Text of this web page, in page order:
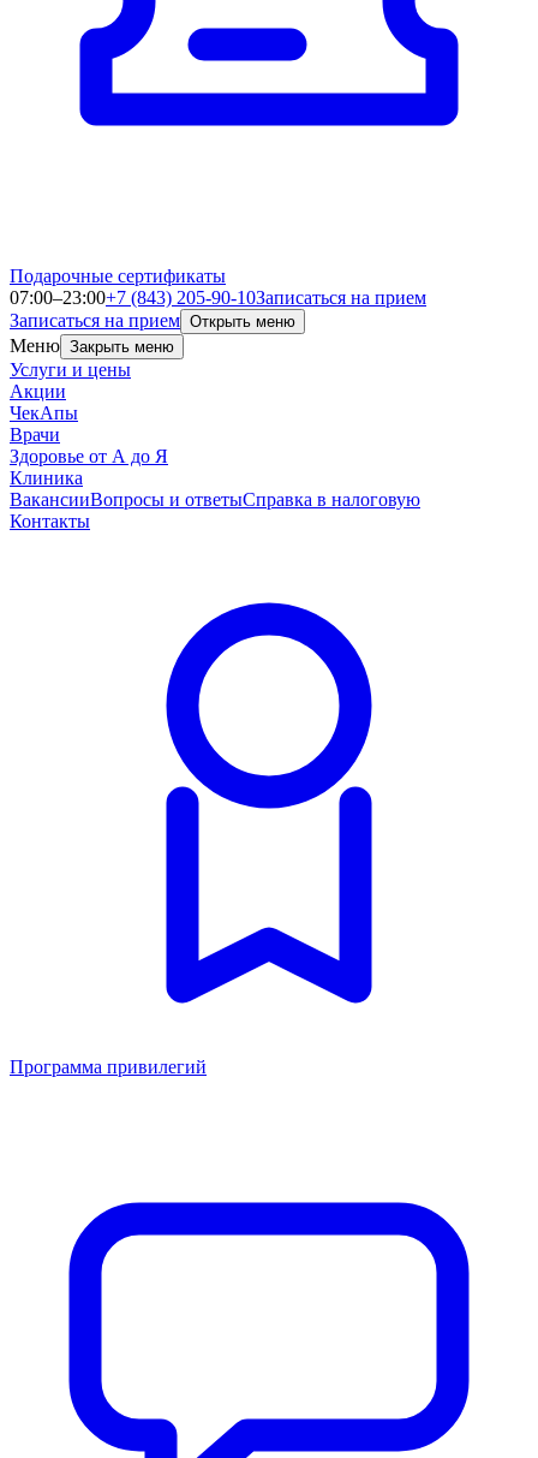
Подарочные сертификаты
07:00–23:00+7 (843) 205-90-10Записаться на прием
Записаться на прием Открыть меню
Меню Закрыть меню
Услуги и цены
Акции
ЧекАпы
Врачи
Здоровье от А до Я
Клиника
ВакансииВопросы и ответыСправка в налоговую
Контакты
Программа привилегий